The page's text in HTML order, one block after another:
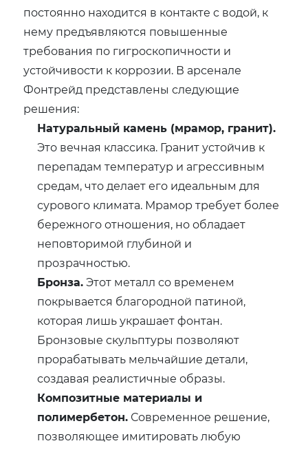
постоянно находится в контакте с водой, к
нему предъявляются повышенные
требования по гигроскопичности и
устойчивости к коррозии. В арсенале
Фонтрейд представлены следующие
решения:
Натуральный камень (мрамор, гранит).
Это вечная классика. Гранит устойчив к
перепадам температур и агрессивным
средам, что делает его идеальным для
сурового климата. Мрамор требует более
бережного отношения, но обладает
неповторимой глубиной и
прозрачностью.
Бронза.Этот металл со временем
покрывается благородной патиной,
которая лишь украшает фонтан.
Бронзовые скульптуры позволяют
прорабатывать мельчайшие детали,
создавая реалистичные образы.
Композитные материалы и
полимербетон. Современное решение,
позволяющее имитировать любую